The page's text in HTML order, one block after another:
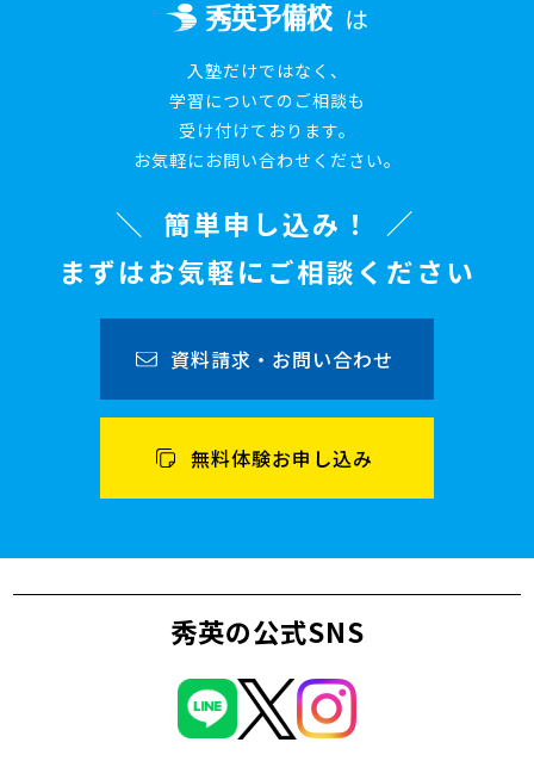
は
入塾だけではなく、
学習についてのご相談も
受け付けております。
お気軽にお問い合わせください。
簡単申し込み！
まずはお気軽にご相談ください
資料請求・お問い合わせ
無料体験お申し込み
秀英の公式SNS